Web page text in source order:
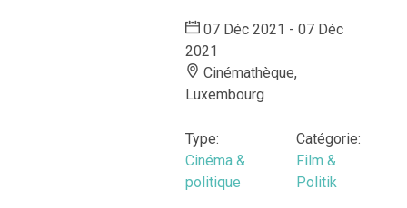
07 Déc 2021 - 07 Déc
2021
Cinémathèque,
Luxembourg
Type:
Cinéma &
politique
Catégorie:
Film &
Politik